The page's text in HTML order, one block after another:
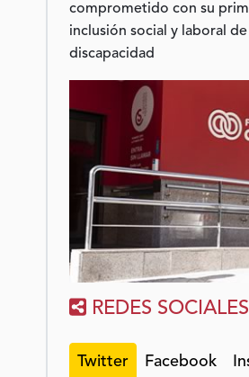
comprometido con su
inclusión social y laboral
discapacidad
REDES SOCIALES
Twitter Facebook